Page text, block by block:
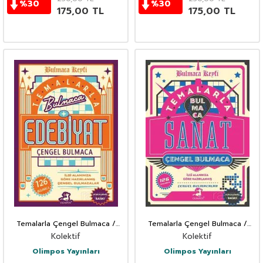
%30
175,00 TL
%30
175,00 TL
Temalarla Çengel Bulmaca /
Edebiyat
Kolektif
Olimpos Yayınları
Temalarla Çengel Bulmaca /
Sanat
Kolektif
Olimpos Yayınları